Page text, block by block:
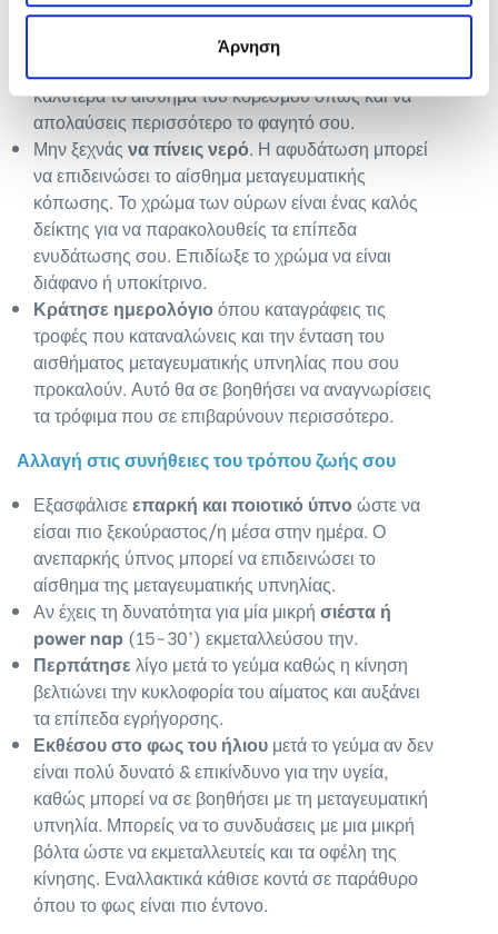
Άρνηση
κατανάλωσε αργά το φαγητό σου, καθισμένος/η
στο τραπέζι και χωρίς οθόνη (κινητό, υπολογιστή,
καλύτερα το αίσθημα του κορεσμού όπως και να
απολαύσεις περισσότερο το φαγητό σου.
Μην ξεχνάς να πίνεις νερό. Η αφυδάτωση μπορεί
να επιδεινώσει το αίσθημα μεταγευματικής
κόπωσης. Το χρώμα των ούρων είναι ένας καλός
δείκτης για να παρακολουθείς τα επίπεδα
ενυδάτωσης σου. Επιδίωξε το χρώμα να είναι
διάφανο ή υποκίτρινο.
Κράτησε ημερολόγιο όπου καταγράφεις τις
τροφές που καταναλώνεις και την ένταση του
αισθήματος μεταγευματικής υπνηλίας που σου
προκαλούν. Αυτό θα σε βοηθήσει να αναγνωρίσεις
τα τρόφιμα που σε επιβαρύνουν περισσότερο.
Αλλαγή στις συνήθειες του τρόπου ζωής σου
Εξασφάλισεεπαρκή και ποιοτικό ύπνο ώστε να
είσαι πιο ξεκούραστος/η μέσα στην ημέρα. Ο
ανεπαρκής ύπνος μπορεί να επιδεινώσει το
αίσθημα της μεταγευματικής υπνηλίας.
Αν έχεις τη δυνατότητα για μία μικρή σιέστα ή
power nap (15-30’) εκμεταλλεύσου την.
Περπάτησε λίγο μετά το γεύμα καθώς η κίνηση
βελτιώνει την κυκλοφορία του αίματος και αυξάνει
τα επίπεδα εγρήγορσης.
Εκθέσου στο φως του ήλιου μετά το γεύμα αν δεν
είναι πολύ δυνατό & επικίνδυνο για την υγεία,
καθώς μπορεί να σε βοηθήσει με τη μεταγευματική
υπνηλία. Μπορείς να το συνδυάσεις με μια μικρή
βόλτα ώστε να εκμεταλλευτείς και τα οφέλη της
κίνησης. Εναλλακτικά κάθισε κοντά σε παράθυρο
όπου το φως είναι πιο έντονο.